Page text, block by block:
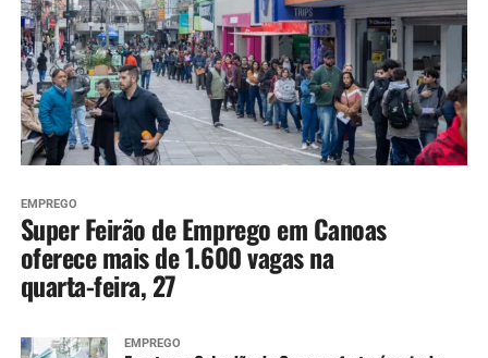
EMPREGO
Super Feirão de Emprego em Canoas
oferece mais de 1.600 vagas na
quarta-feira, 27
EMPREGO